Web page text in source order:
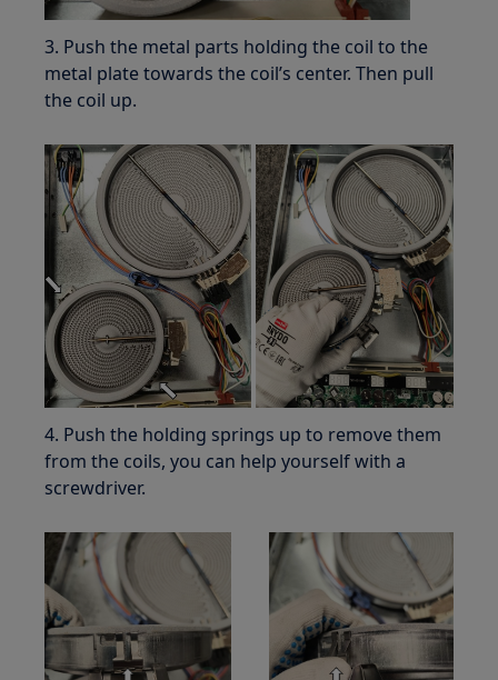
3. Push the metal parts holding the coil to the
metal plate towards the coil’s center. Then pull
the coil up.
4. Push the holding springs up to remove them
from the coils, you can help yourself with a
screwdriver.